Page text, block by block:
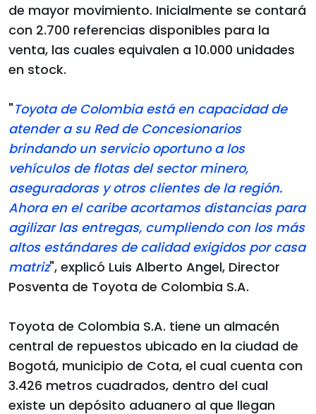
de mayor movimiento. Inicialmente se contará
con 2.700 referencias disponibles para la
venta, las cuales equivalen a 10.000 unidades
en stock.
"Toyota de Colombia está en capacidad de
atender a su Red de Concesionarios
brindando un servicio oportuno a los
vehículos de flotas del sector minero,
aseguradoras y otros clientes de la región.
Ahora en el caribe acortamos distancias para
agilizar las entregas, cumpliendo con los más
altos estándares de calidad exigidos por casa
matriz", explicó Luis Alberto Angel, Director
Posventa de Toyota de Colombia S.A.
Toyota de Colombia S.A. tiene un almacén
central de repuestos ubicado en la ciudad de
Bogotá, municipio de Cota, el cual cuenta con
3.426 metros cuadrados, dentro del cual
existe un depósito aduanero al que llegan